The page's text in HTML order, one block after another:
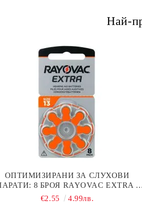
Най-
ОПТИМИЗИРАНИ ЗА СЛУХОВИ
8 БРОЯ RAYOVAC EXTRA
БАТЕРИИ С ВИСОКА
€2.55 4.99лв.